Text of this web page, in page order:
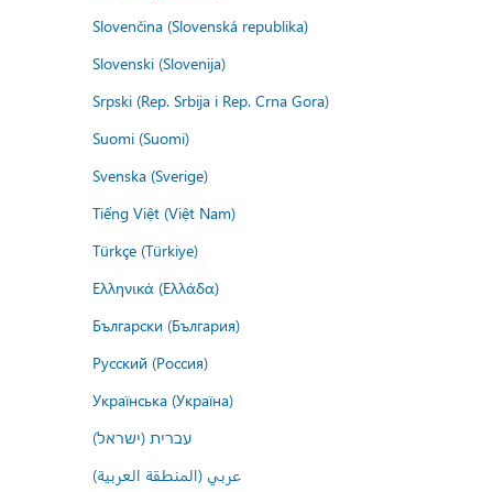
Slovenčina (Slovenská republika)
Slovenski (Slovenija)
Srpski (Rep. Srbija i Rep. Crna Gora)
Suomi (Suomi)
Svenska (Sverige)
Tiếng Việt (Việt Nam)
Türkçe (Türkiye)
Ελληνικά (Ελλάδα)
Български (България)
Русский (Россия)
Українська (Україна)
עברית (ישראל)
عربي (المنطقة العربية)